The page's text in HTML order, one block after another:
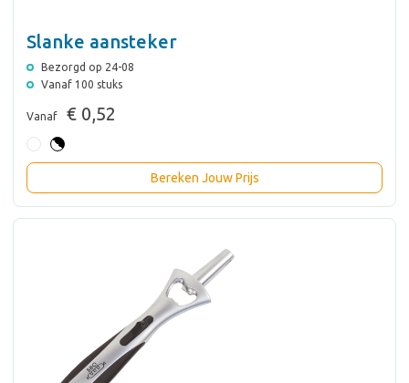
Slanke aansteker
Bezorgd op 24-08
Vanaf 100 stuks
Vanaf € 0,52
Bereken Jouw Prijs